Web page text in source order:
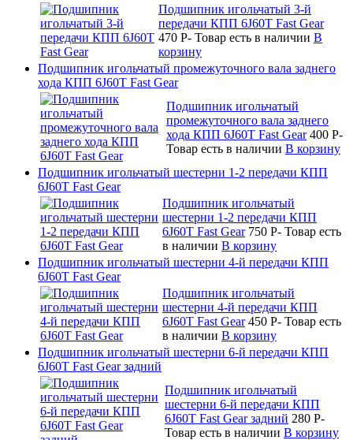
Подшипник игольчатый 3-й
передачи КПП 6J60T Fast Gear
470 P- Товар есть в наличии В
корзину
Подшипник игольчатый промежуточного вала заднего
хода КПП 6J60T Fast Gear
Подшипник игольчатый
промежуточного вала заднего
хода КПП 6J60T Fast Gear 400 P-
Товар есть в наличии В корзину
Подшипник игольчатый шестерни 1-2 передачи КПП
6J60T Fast Gear
Подшипник игольчатый
шестерни 1-2 передачи КПП
6J60T Fast Gear 750 P- Товар есть
в наличии В корзину
Подшипник игольчатый шестерни 4-й передачи КПП
6J60T Fast Gear
Подшипник игольчатый
шестерни 4-й передачи КПП
6J60T Fast Gear 450 P- Товар есть
в наличии В корзину
Подшипник игольчатый шестерни 6-й передачи КПП
6J60T Fast Gear задний
Подшипник игольчатый
шестерни 6-й передачи КПП
6J60T Fast Gear задний 280 P-
Товар есть в наличии В корзину